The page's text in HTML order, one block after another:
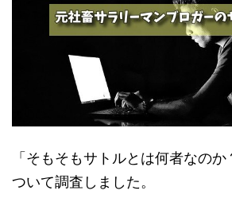
「そもそもサトルとは何者なの
ついて調査しました。